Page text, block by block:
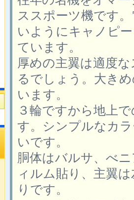
ススポーツ機です
いようにキャノピ
ています。
厚めの主翼は適度
るでしょう。大き
います。
３輪ですから地上
す。シンプルなカ
いです。
胴体はバルサ、べ
ィルム貼り、主翼
りです。